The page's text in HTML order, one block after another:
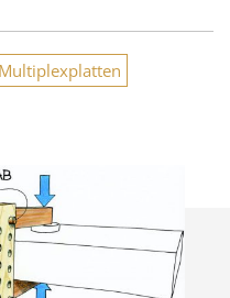
Multiplexplatten